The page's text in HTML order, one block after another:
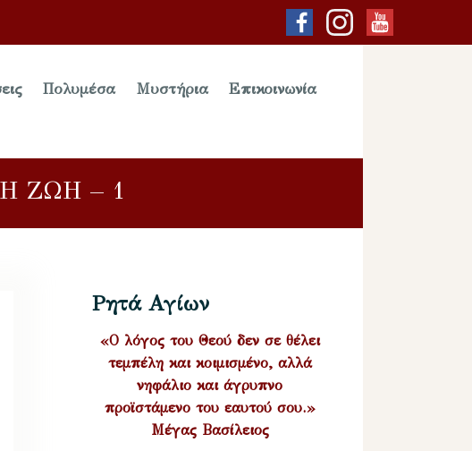
Πολυμέσα Μυστήρια Επικοινωνία
ΖΩΗ – 1
Ρητά Αγίων
«Ο λόγος του Θεού δεν σε θέλει
τεμπέλη και κοιμισμένο, αλλά
νηφάλιο και άγρυπνο
προϊστάμενο του εαυτού σου.»
Μέγας Βασίλειος